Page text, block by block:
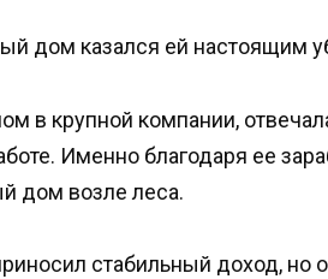
дом казался ей настоящим
в крупной компании,
Именно благодаря ее
дом возле леса.
стабильный доход, но